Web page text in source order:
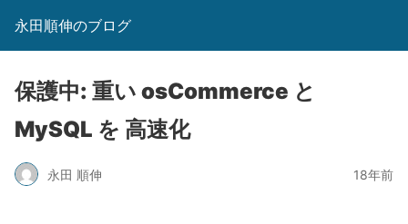
永田順伸のブログ
保護中: 重い osCommerce と
MySQL を 高速化
永田 順伸 18年前